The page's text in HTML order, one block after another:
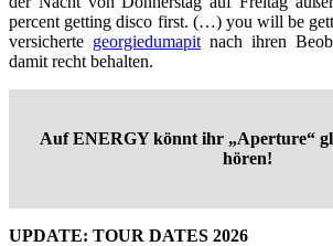
percent getting disco first. (…) you will be
versicherte georgiedumapit nach ihren
damit recht behalten.
Auf ENERGY könnt ihr „Aperture“
hören!
UPDATE: TOUR DATES 2026